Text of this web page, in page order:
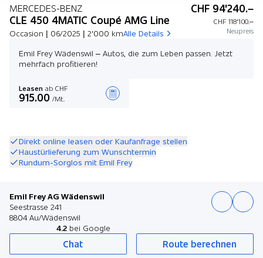
MERCEDES-BENZ
CLE 450 4MATIC Coupé AMG Line
Occasion | 06/2025 | 2'000 kmAlle Details
CHF 94'240.–
CHF 118'100.–
Neupreis
Emil Frey Wädenswil – Autos, die zum Leben passen. Jetzt
mehrfach profitieren!
Leasen ab CHF
915.00 /Mt.
Direkt online leasen oder Kaufanfrage stellen
Haustürlieferung zum Wunschtermin
Rundum-Sorglos mit Emil Frey
Emil Frey AG Wädenswil
Seestrasse 241
8804 Au/Wädenswil
4.2 bei Google
Chat Route berechnen